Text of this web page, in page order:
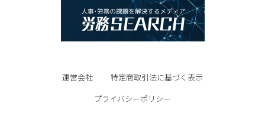
運営会社
特定商取引法に基づく表示
プライバシーポリシー